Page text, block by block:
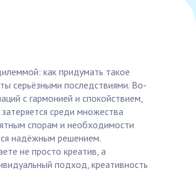
как придумать такое
серьёзными последствиями. Во-
с гармонией и спокойствием,
среди множества
спорам и необходимости
надёжным решением.
не просто креатив, а
подход, креативность